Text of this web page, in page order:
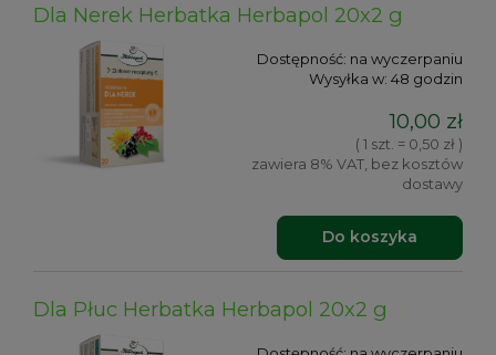
Dla Nerek Herbatka Herbapol 20x2 g
Dostępność: na wyczerpaniu
Wysyłka w: 48 godzin
10,00 zł
( 1 szt. = 0,50 zł )
zawiera 8% VAT, bez kosztów
dostawy
Do koszyka
Dla Płuc Herbatka Herbapol 20x2 g